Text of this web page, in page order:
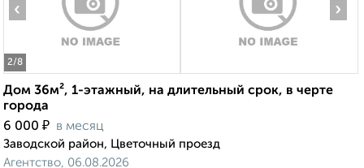
2/8
‹ ›
Дом 36м², 1-этажный, на длительный срок, в черте
города
6 000 ₽ в месяц
Заводской район, Цветочный проезд
Агентство, 06.08.2026